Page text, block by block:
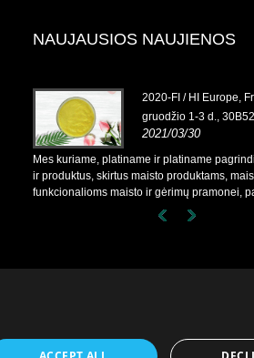
NAUJAUSIOS NAUJIENOS
13–
ir
2020-FI / HI Europe,
gruodžio 1-3 d.,
2021/03/30
Mes kuriame, platiname ir platiname
ir produktus, skirtus maisto produktams,
funkcionalioms maisto ir gėrimų pramonei,
pirminių gamybos įmonių Kinijoje,
turime ilgametę patirtį ir esame labai gerai